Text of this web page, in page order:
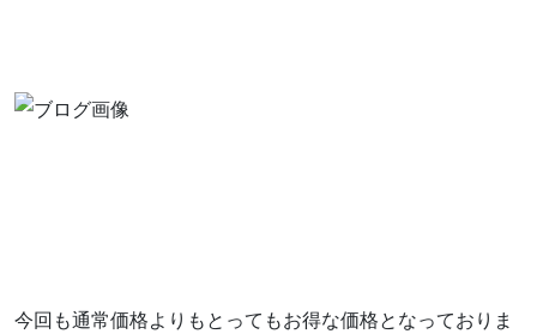
今回も通常価格よりもとってもお得な価格となっておりま